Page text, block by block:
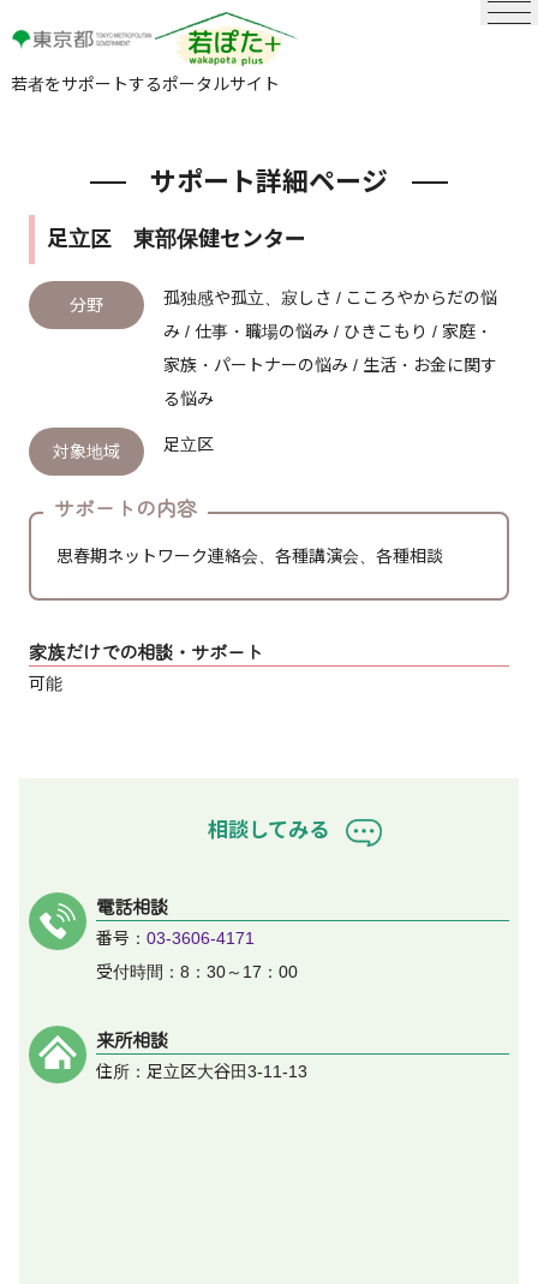
若者をサポートするポータルサイト
サポート詳細ページ
足立区 東部保健センター
分野
孤独感や孤立、寂しさ / こころやからだの悩
み / 仕事・職場の悩み / ひきこもり / 家庭・
家族・パートナーの悩み / 生活・お金に関す
る悩み
対象地域 足立区
サポートの内容
思春期ネットワーク連絡会、各種講演会、各種相談
家族だけでの相談・サポート
可能
相談してみる
電話相談
番号：03-3606-4171
受付時間：8：30～17：00
来所相談
住所：足立区大谷田3-11-13